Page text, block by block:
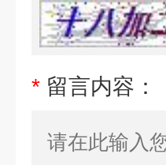
* 留言内容：